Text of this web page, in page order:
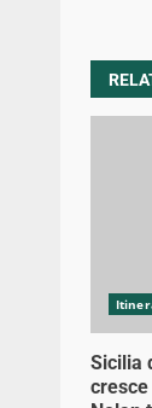
Sicilia
cresce